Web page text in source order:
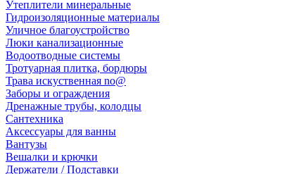
Утеплители минеральные
Гидроизоляционные материалы
Уличное благоустройство
Люки канализационные
Водоотводные системы
Тротуарная плитка, бордюры
Трава искуственная no@
Заборы и ограждения
Дренажные трубы, колодцы
Сантехника
Аксессуары для ванны
Вантузы
Вешалки и крючки
Держатели / Подставки